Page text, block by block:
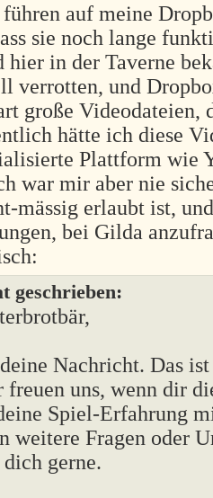
auf meine
sie noch lange
in der Taverne
verrotten, und
große Videodateien,
hätte ich diese
Plattform wie
war mir aber nie
mässig erlaubt ist,
bei Gilda
geschrieben:
Nachricht. Das
uns, wenn dir
Spiel-Erfahrung
weitere Fragen oder
gerne.